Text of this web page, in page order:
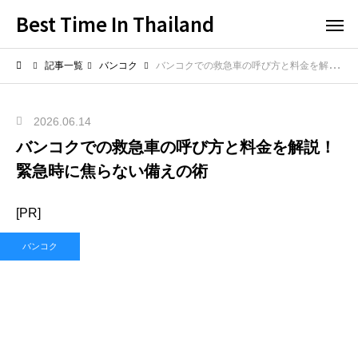
Best Time In Thailand
記事一覧 バンコク バンコクでの救急車の呼び方と料金を解説！緊急時に焦らない備えの術
2026.06.14
バンコクでの救急車の呼び方と料金を解説！
緊急時に焦らない備えの術
[PR]
バンコク